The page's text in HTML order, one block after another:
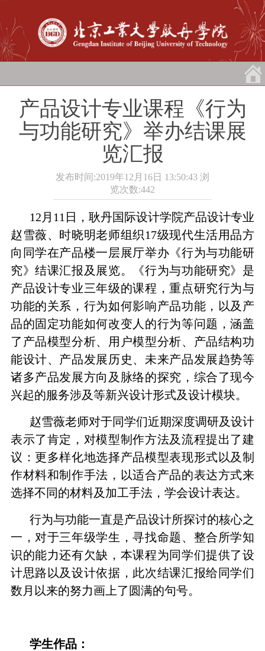
产品设计专业课程《行为
与功能研究》举办结课展
览汇报
发布时间:2019年12月16日 13:50:43 浏
览次数:442
12 月 11 日，耿丹国际设计学院产品设计专业
赵雪薇、时晓明老师组织17级现代生活用品方
向同学在产品楼一层展厅举办《行为与功能研
究》结课汇报及展览。
《行为与功能研究》是
产品设计专业三年级的课程，重点研究行为与
功能的关系，行为如何影响产品功能，以及产
品的固定功能如何改变人的行为等问题，涵盖
了产品模型分析、用户模型分析、产品结构功
能设计、产品发展历史、未来产品发展趋势等
诸多产品发展方向及脉络的探究，综合了现今
兴起的服务涉及等新兴设计形式及设计模块。
赵雪薇老师对于同学们近期深度调研及设计
表示了肯定，对模型制作方法及流程提出了建
议：更多样化地选择产品模型表现形式以及制
作材料和制作手法，以适合产品的表达方式来
选择不同的材料及加工手法，学会设计表达。
行为与功能一直是产品设计所探讨的核心之
一，对于三年级学生，寻找命题、整合所学知
识的能力还有欠缺，本课程为同学们提供了设
计思路以及设计依据，此次结课汇报给同学们
数月以来的努力画上了圆满的句号。
学生作品：